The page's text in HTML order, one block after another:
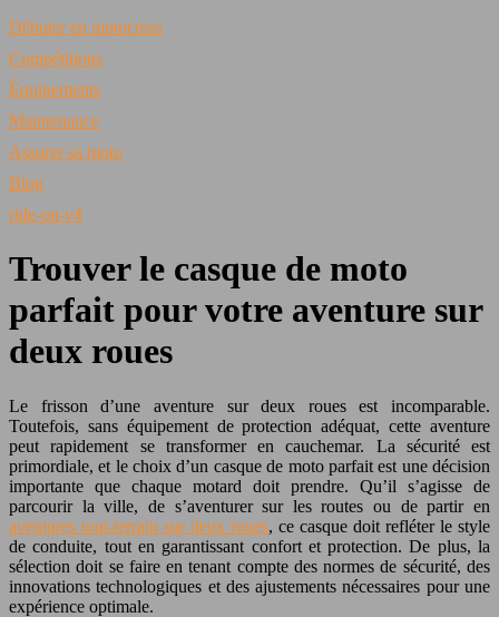
Débuter en motocross
Compétitions
Équipements
Maintenance
Assurer sa moto
Blog
ride-on-v4
Trouver le casque de moto
parfait pour votre aventure sur
deux roues
Le frisson d’une aventure sur deux roues est incomparable.
Toutefois, sans équipement de protection adéquat, cette aventure
peut rapidement se transformer en cauchemar. La sécurité est
primordiale, et le choix d’un casque de moto parfait est une décision
importante que chaque motard doit prendre. Qu’il s’agisse de
parcourir la ville, de s’aventurer sur les routes ou de partir en
aventures tout-terrain sur deux roues, ce casque doit refléter le style
de conduite, tout en garantissant confort et protection. De plus, la
sélection doit se faire en tenant compte des normes de sécurité, des
innovations technologiques et des ajustements nécessaires pour une
expérience optimale.